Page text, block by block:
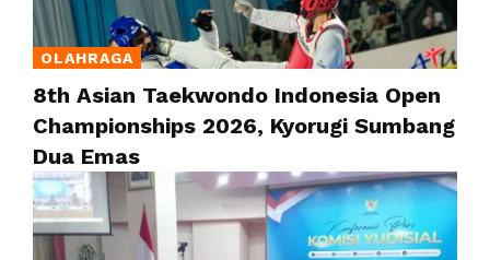
OLAHRAGA
8th Asian Taekwondo Indonesia Open
Championships 2026, Kyorugi Sumbang
Dua Emas